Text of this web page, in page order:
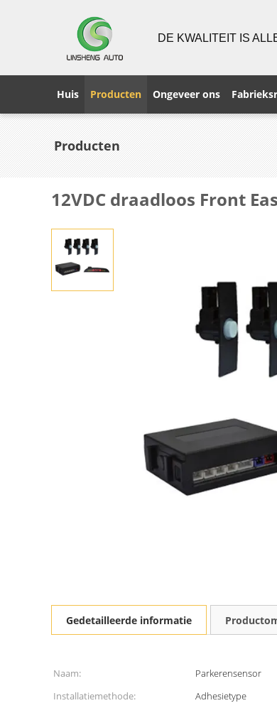
DE KWALITEIT IS
Huis Producten Ongeveer ons
Producten
12VDC draadloos Front
Gedetailleerde informatie
Naam: Parkerensensor
Installatiemethode:
Adhesietype